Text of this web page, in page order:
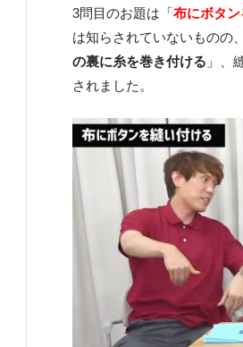
3問目のお題は「布にボタ
は知らされていないものの
の裏に糸を巻き付ける 」、
されました。